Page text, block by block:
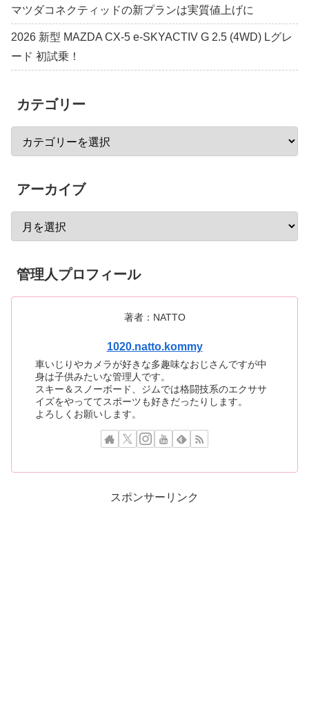
マツダコネクティッドの新プランは実質値上げに
2026 新型 MAZDA CX-5 e-SKYACTIV G 2.5 (4WD) Lグレ
ード 初試乗！
カテゴリー
アーカイブ
管理人プロフィール
著者：NATTO
1020.natto.kommy
車いじりやカメラが好きな多趣味なおじさんですが中
身は子供みたいな管理人です。
スキー＆スノーボード、ジムでは格闘技系のエクササ
イズをやっててスポーツも好きだったりします。
よろしくお願いします。
スポンサーリンク